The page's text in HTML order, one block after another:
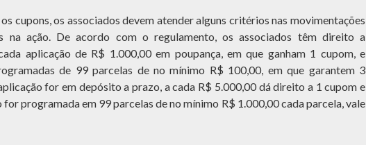
cupons, os associados devem atender alguns critérios nas movimentações
na ação. De acordo com o regulamento, os associados têm direito a
aplicação de R$ 1.000,00 em poupança, em que ganham 1 cupom, e
de 99 parcelas de no mínimo R$ 100,00, em que garantem 3
for em depósito a prazo, a cada R$ 5.000,00 dá direito a 1 cupom e
for programada em 99 parcelas de no mínimo R$ 1.000,00 cada parcela, vale